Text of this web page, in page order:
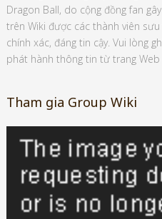
Dragon Ball, do cộng đồng fan
trên Wiki được các thành viên
chính xác, đáng tin cậy. Vui lòng
phát hành thông tin từ trang Web
Tham gia Group Wiki